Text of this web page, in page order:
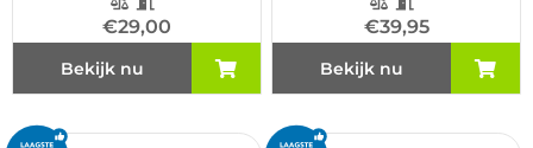
€29,00
Bekijk nu
€39,95
Bekijk nu